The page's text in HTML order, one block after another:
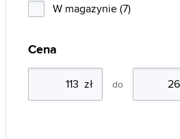
W magazynie (7)
Cena
do